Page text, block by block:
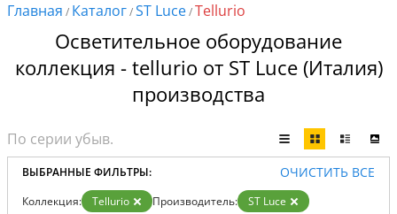
Главная / Каталог/ST Luce/Tellurio
Осветительное оборудование
коллекция - tellurio от ST Luce (Италия)
производства
ВЫБРАННЫЕ ФИЛЬТРЫ: ОЧИСТИТЬ ВСЕ
Коллекция: Tellurio Производитель: ST Luce